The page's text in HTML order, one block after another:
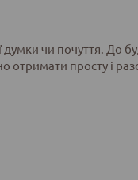
чи почуття. До
просту і